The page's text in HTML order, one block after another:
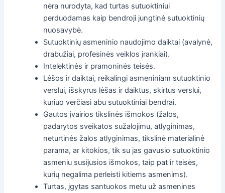
nėra nurodyta, kad turtas sutuoktiniui
perduodamas kaip bendroji jungtinė sutuoktinių
nuosavybė.
Sutuoktinių asmeninio naudojimo daiktai (avalynė,
drabužiai, profesinės veiklos įrankiai).
Intelektinės ir pramoninės teisės.
Lėšos ir daiktai, reikalingi asmeniniam sutuoktinio
verslui, išskyrus lėšas ir daiktus, skirtus verslui,
kuriuo verčiasi abu sutuoktiniai bendrai.
Gautos įvairios tikslinės išmokos (žalos,
padarytos sveikatos sužalojimu, atlyginimas,
neturtinės žalos atlyginimas, tikslinė materialinė
parama, ar kitokios, tik su jas gavusio sutuoktinio
asmeniu susijusios išmokos, taip pat ir teisės,
kurių negalima perleisti kitiems asmenims).
Turtas, įgytas santuokos metu už asmenines